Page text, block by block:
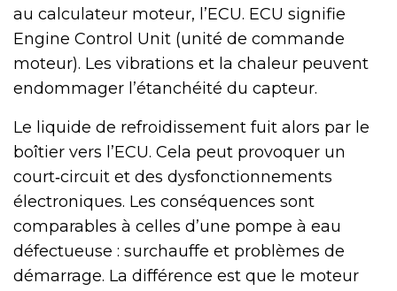
au calculateur moteur, l’ECU. ECU signifie
Engine Control Unit (unité de commande
moteur). Les vibrations et la chaleur peuvent
endommager l’étanchéité du capteur.
Le liquide de refroidissement fuit alors par le
boîtier vers l’ECU. Cela peut provoquer un
court‑circuit et des dysfonctionnements
électroniques. Les conséquences sont
comparables à celles d’une pompe à eau
défectueuse : surchauffe et problèmes de
démarrage. La différence est que le moteur